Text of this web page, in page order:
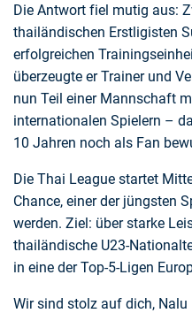
Die Antwort fiel mutig aus:
thailändischen Erstligisten
erfolgreichen
überzeugte er Trainer und
nun Teil einer Mannschaft
internationalen Spielern –
10 Jahren noch als Fan
Die Thai League startet
Chance, einer der jüngsten
werden. Ziel: über starke
thailändische U23-
in eine der Top-5-Ligen
Wir sind stolz auf dich,